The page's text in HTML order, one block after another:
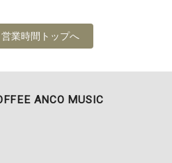
業時間トップへ
ANCO MUSIC